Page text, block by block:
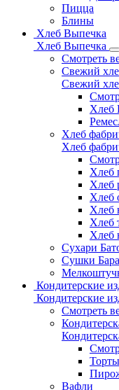
Пицца
Блины
Хлеб Выпечка
Хлеб Выпечка
Смотреть
Свежий
Свежий
Хлеб
Хлеб
Хлеб
Хлеб
Хлеб
Хлеб
Хлеб
Хлеб
Хлеб
Сухари
Сушки
Кондитерские
Кондитерские
Смотреть
Торты
Вафли